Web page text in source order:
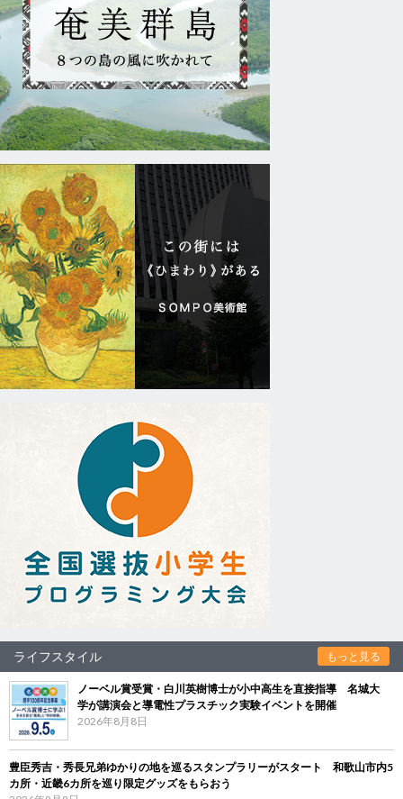
ライフスタイル もっと見る
ノーベル賞受賞・白川英樹博士が小中高生を直接指導 名城大
学が講演会と導電性プラスチック実験イベントを開催
2026年8月8日
豊臣秀吉・秀長兄弟ゆかりの地を巡るスタンプラリーがスタート 和歌山市内5
カ所・近畿6カ所を巡り限定グッズをもらおう